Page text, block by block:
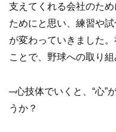
支えてくれる会社のた
ためにと思い、練習や
が変わっていきました
ことで、野球への取り
─心技体でいくと、“心”
うか？